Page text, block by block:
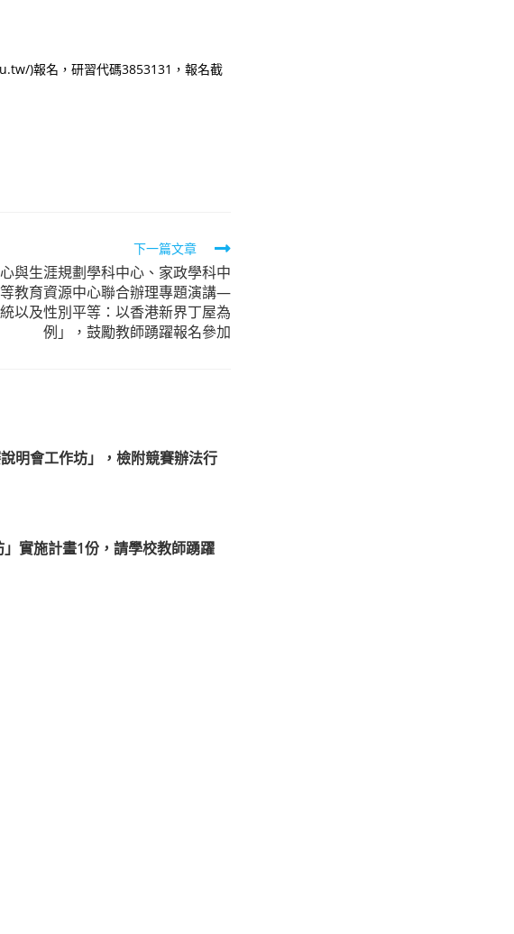
)報名，研習代碼3853131，報名截
下一篇文章
與生涯規劃學科中心、家政學科中
教育資源中心聯合辦理專題演講—
統以及性別平等：以香港新界丁屋為
例」，鼓勵教師踴躍報名參加
明會工作坊」，檢附競賽辦法行
實施計畫1份，請學校教師踴躍